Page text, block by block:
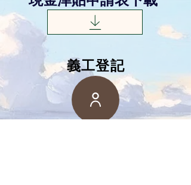
​義工登記